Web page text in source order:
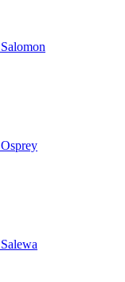
Salomon
Osprey
Salewa